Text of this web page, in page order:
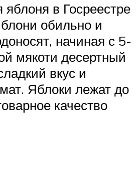
в Госреестре
обильно и
начиная с 5-
мякоти десертный
вкус и
Яблоки лежат до
качество